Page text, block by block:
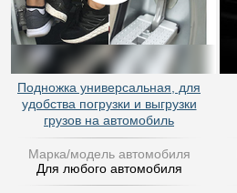
Подножка универсальная, для
удобства погрузки и выгрузки
грузов на автомобиль
Марка/модель автомобиля
Для любого автомобиля